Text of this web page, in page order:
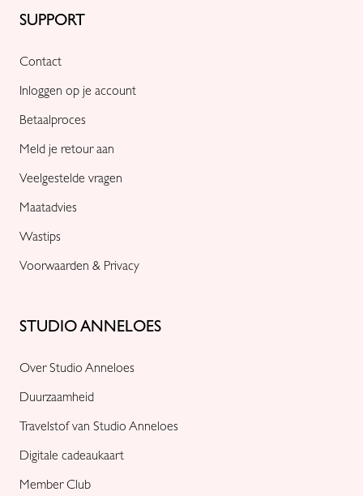
STUDIO ANNELOES
Over Studio Anneloes
Duurzaamheid
Travelstof van Studio Anneloes
Digitale cadeaukaart
Member Club
SUPPORT
Contact
Inloggen op je account
Betaalproces
Meld je retour aan
Veelgestelde vragen
Maatadvies
Wastips
Voorwaarden & Privacy